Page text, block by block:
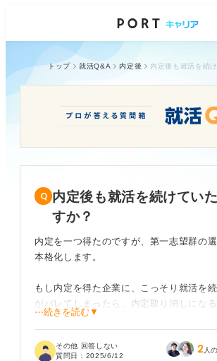
トップ 就活Q&A 内定後 内定後も就活を続
内定後も就活を続けてい
すか？
内定を一つ得たのですが、第一志望群の
本格化します。
もし内定を得た企業に、こっそり就活を
がバレてしまったら、内定取り消しにな
ますか？
また、バレずに就活を進めるために、気
⋯続きを読む▼
その他 回答しない
質問日： 2025/6/12 2 人